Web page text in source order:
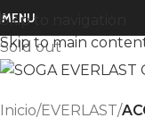
Skip to navigation
Skip to main
MENU
Sold out
Inicio EVERLAST